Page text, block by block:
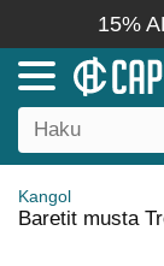
15%
Kangol
Baretit musta